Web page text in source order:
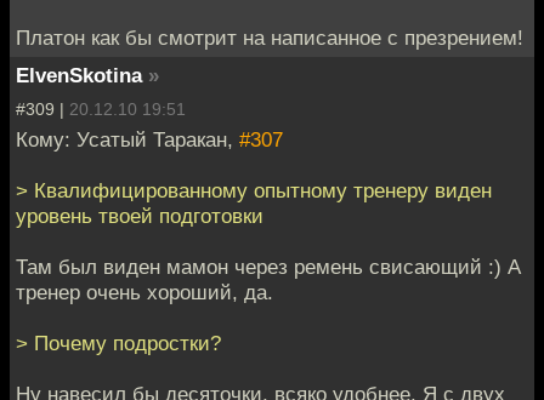
Платон как бы смотрит на написанное с презрением!
ElvenSkotina »
#309 | 20.12.10 19:51
Кому: Усатый Таракан, #307
> Квалифицированному опытному тренеру виден
уровень твоей подготовки
Там был виден мамон через ремень свисающий :) А
тренер очень хороший, да.
> Почему подростки?
Ну навесил бы десяточки, всяко удобнее. Я с двух